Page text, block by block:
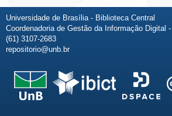
Universidade de Brasília - Biblioteca Central
Coordenadoria de Gestão da Informação Digital
(61) 3107-2683
repositorio@unb.br